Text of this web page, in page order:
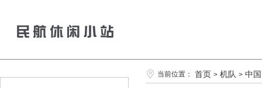
当前位置： 首页 > 机队 > 中